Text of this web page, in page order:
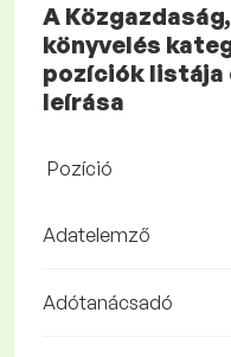
A
könyvelés
pozíciók listája
leírása
Pozíció
Adatelemző
Adótanácsadó